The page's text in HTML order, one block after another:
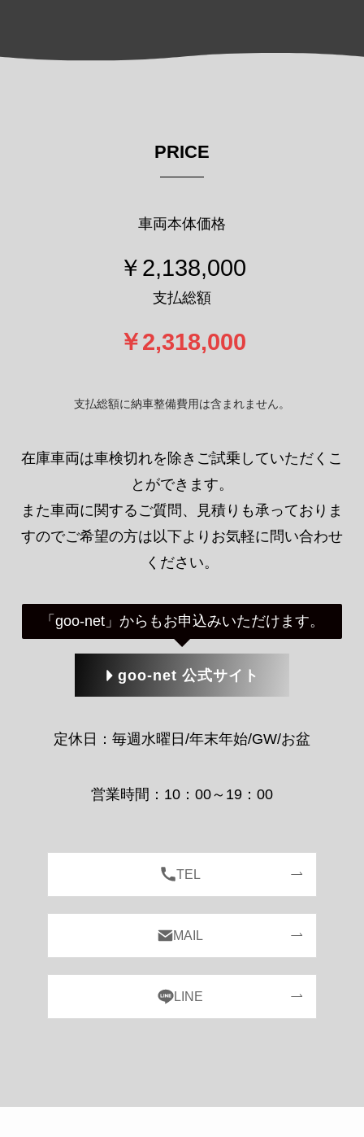
PRICE
車両本体価格
￥2,138,000
支払総額
￥2,318,000
支払総額に納車整備費用は含まれません。
在庫車両は車検切れを除きご試乗していただくこ
とができます。
また車両に関するご質問、見積りも承っておりま
すのでご希望の方は以下よりお気軽に問い合わせ
ください。
「goo-net」からもお申込みいただけます。
goo-net 公式サイト
定休日：毎週水曜日/年末年始/GW/お盆
営業時間：10：00～19：00
TEL
MAIL
LINE